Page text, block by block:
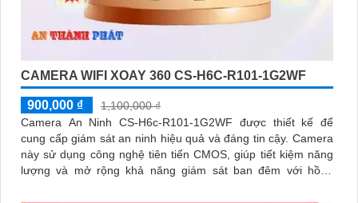
CAMERA WIFI XOAY 360 CS-H6C-R101-1G2WF
900,000 ₫
1,100,000 ₫
Camera An Ninh CS-H6c-R101-1G2WF được thiết kế để
cung cấp giám sát an ninh hiệu quả và đáng tin cậy. Camera
này sử dụng công nghệ tiên tiến CMOS, giúp tiết kiệm năng
lượng và mở rộng khả năng giám sát ban đêm với hồng